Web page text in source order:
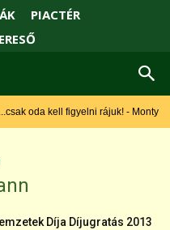
PIACTÉR
oda kell figyelni rájuk! - Monty
Díja Díjugratás 2013